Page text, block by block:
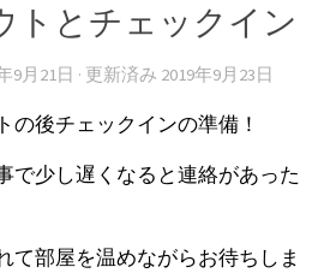
トとチェックイン
9月21日 · 更新済み 2019年9月23日
の後チェックインの準備！
で少し遅くなると連絡があった
て部屋を温めながらお待ちしま